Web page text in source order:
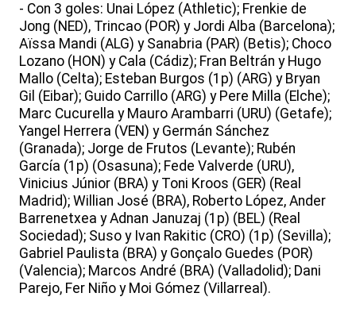
- Con 3 goles: Unai López (Athletic); Frenkie de
Jong (NED), Trincao (POR) y Jordi Alba (Barcelona);
Aïssa Mandi (ALG) y Sanabria (PAR) (Betis); Choco
Lozano (HON) y Cala (Cádiz); Fran Beltrán y Hugo
Mallo (Celta); Esteban Burgos (1p) (ARG) y Bryan
Gil (Eibar); Guido Carrillo (ARG) y Pere Milla (Elche);
Marc Cucurella y Mauro Arambarri (URU) (Getafe);
Yangel Herrera (VEN) y Germán Sánchez
(Granada); Jorge de Frutos (Levante); Rubén
García (1p) (Osasuna); Fede Valverde (URU),
Vinicius Júnior (BRA) y Toni Kroos (GER) (Real
Madrid); Willian José (BRA), Roberto López, Ander
Barrenetxea y Adnan Januzaj (1p) (BEL) (Real
Sociedad); Suso y Ivan Rakitic (CRO) (1p) (Sevilla);
Gabriel Paulista (BRA) y Gonçalo Guedes (POR)
(Valencia); Marcos André (BRA) (Valladolid); Dani
Parejo, Fer Niño y Moi Gómez (Villarreal).